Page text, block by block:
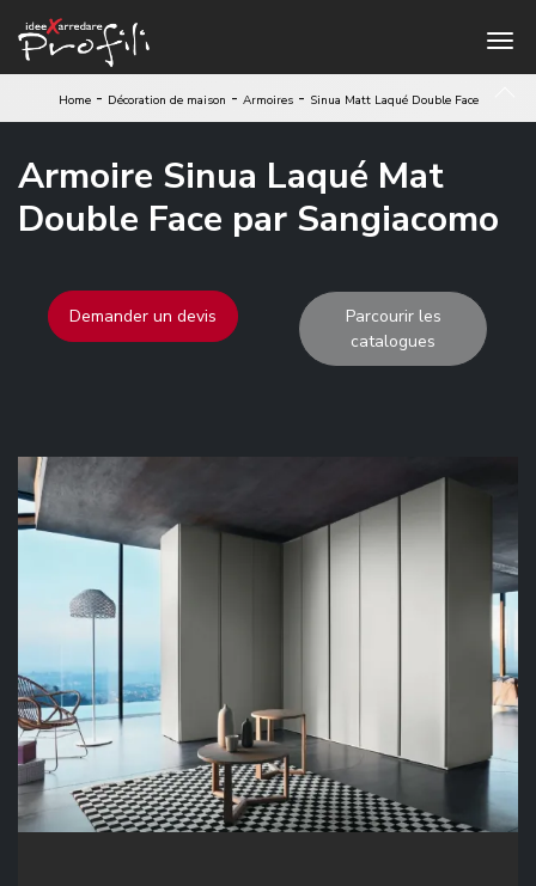
Home- Décoration de maison - Armoires - Sinua Matt Laqué Double Face
Armoire Sinua Laqué Mat
Double Face par Sangiacomo
Demander un devis
Parcourir les
catalogues